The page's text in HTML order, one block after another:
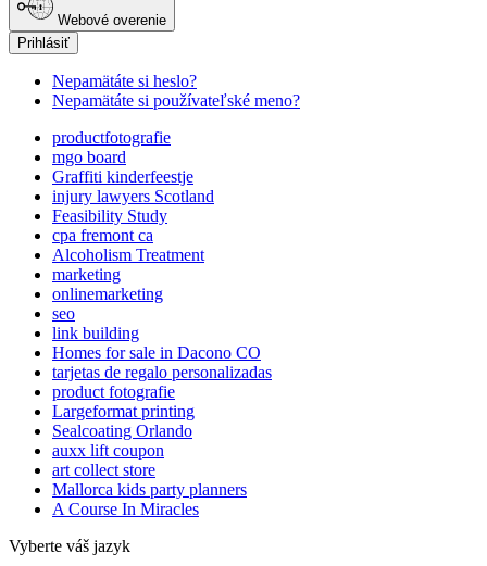
Webové overenie
Prihlásiť
Nepamätáte si heslo?
Nepamätáte si používateľské meno?
productfotografie
mgo board
Graffiti kinderfeestje
injury lawyers Scotland
Feasibility Study
cpa fremont ca
Alcoholism Treatment
marketing
onlinemarketing
seo
link building
Homes for sale in Dacono CO
tarjetas de regalo personalizadas
product fotografie
Largeformat printing
Sealcoating Orlando
auxx lift coupon
art collect store
Mallorca kids party planners
A Course In Miracles
Vyberte váš jazyk